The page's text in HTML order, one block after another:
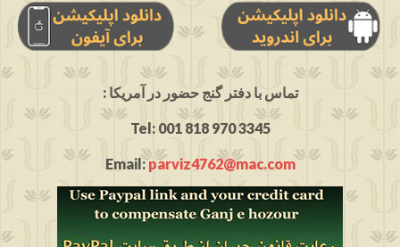
: تماس با دفتر گنج حضور در آمریکا
Tel: 001 818 970 3345
Email:parviz4762@mac.com